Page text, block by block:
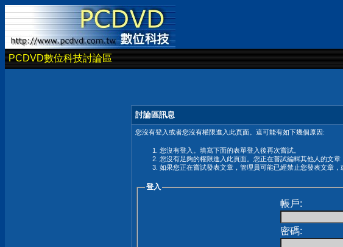
PCDVD數位科技討論區
討論區訊息
您沒有登入或者您沒有權限進入此頁面。這可能有如下幾個原因:
您沒有登入。填寫下面的表單登入後再次嘗試。
您沒有足夠的權限進入此頁面。您正在嘗試編輯其他人的文
如果您正在嘗試發表文章，管理員可能已經禁止您發表文章，
登入
帳戶:
密碼: